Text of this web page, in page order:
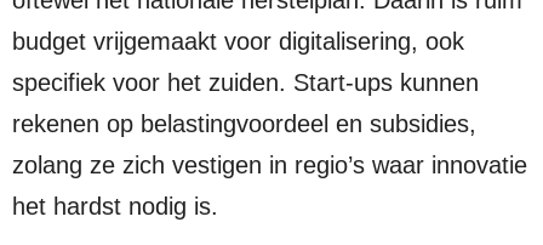
budget vrijgemaakt voor digitalisering, ook
specifiek voor het zuiden. Start-ups kunnen
rekenen op belastingvoordeel en subsidies,
zolang ze zich vestigen in regio’s waar innovatie
het hardst nodig is.